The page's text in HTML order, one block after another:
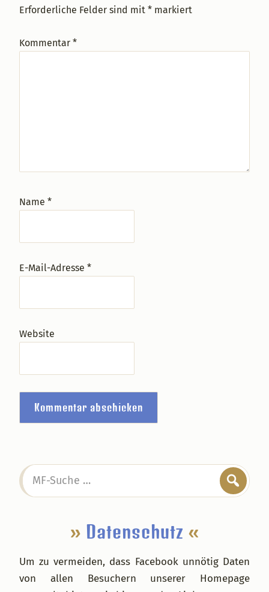
Erforderliche Felder sind mit* markiert
Kommentar*
Name*
E-Mail-Adresse*
Website
Seitenspalte
MF-
Suche
» Datenschutz «
Um zu vermeiden, dass Facebook unnötig Daten
von allen Besuchern unserer Homepage